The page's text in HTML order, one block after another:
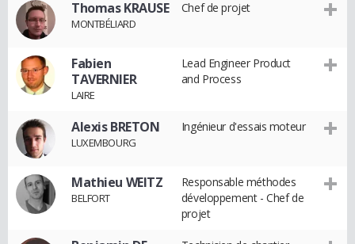
Thomas KRAUSE
MONTBÉLIARD
Chef de projet
Fabien
TAVERNIER
LAIRE
Lead Engineer Product
and Process
Alexis BRETON
LUXEMBOURG
Ingénieur d'essais moteur
Mathieu WEITZ
BELFORT
Responsable méthodes
développement - Chef de
projet